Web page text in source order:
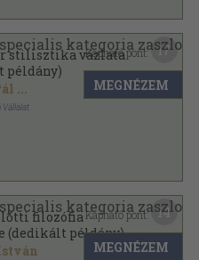
stilisztika vázlata
példány)
...
Vállalat
Kapható pont: 17
MEGNÉZEM
filozófia
(dedikált példány)
Kapható pont: 14
MEGNÉZEM